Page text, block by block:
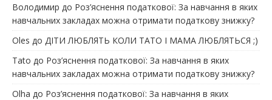
Володимир до Роз’яснення податкової: За навчання в яких
навчальних закладах можна отримати податкову знижку?
Oles до ДІТИ ЛЮБЛЯТЬ КОЛИ ТАТО І МАМА ЛЮБЛЯТЬСЯ ;)
Tato до Роз’яснення податкової: За навчання в яких
навчальних закладах можна отримати податкову знижку?
Olha до Роз’яснення податкової: За навчання в яких